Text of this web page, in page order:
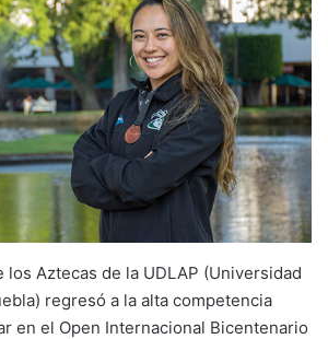
los Aztecas de la UDLAP (Universidad
regresó a la alta competencia
en el Open Internacional Bicentenario